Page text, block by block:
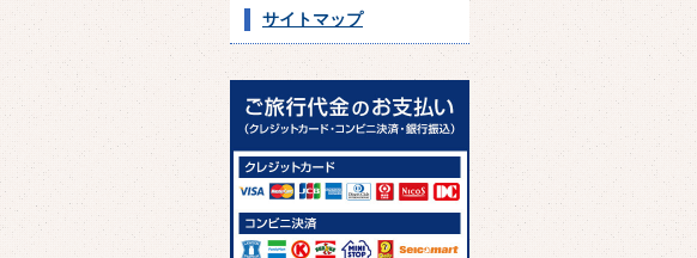
サイトマップ